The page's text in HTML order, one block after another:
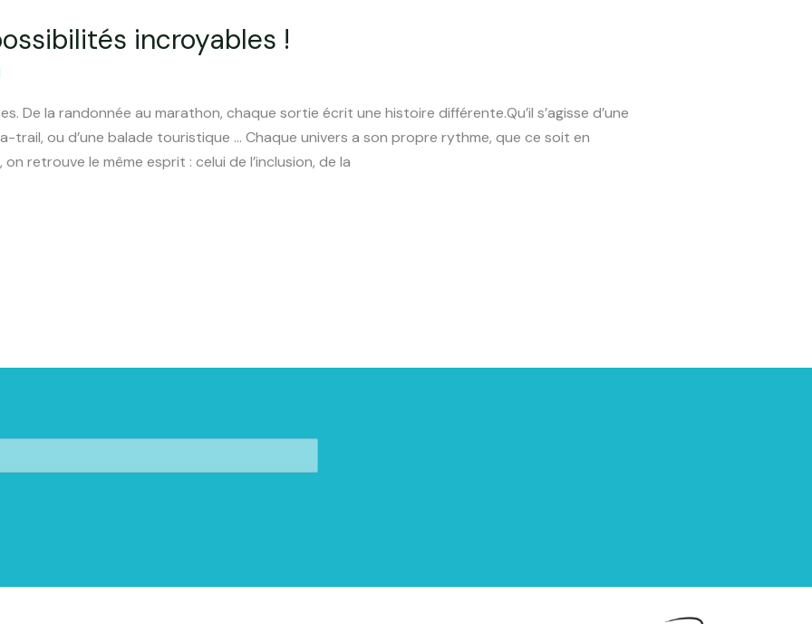
incroyables !
De la randonnée au marathon, chaque sortie écrit une histoire différente.Qu’il s’agisse d’une
trail, ou d’une balade touristique … Chaque univers a son propre rythme, que ce soit en
retrouve le même esprit : celui de l’inclusion, de la